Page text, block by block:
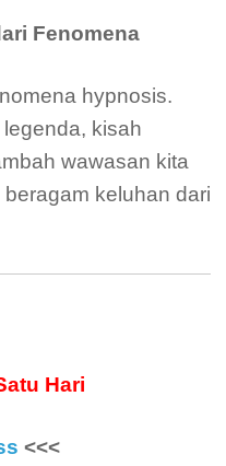
Fenomena
hypnosis.
kisah
wawasan kita
keluhan dari
Hari
<<<